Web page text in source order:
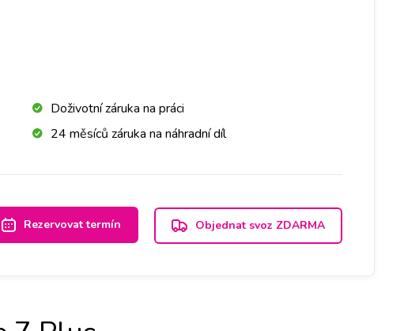
Doživotní záruka na práci
24 měsíců záruka na náhradní díl
Rezervovat termín Objednat svoz ZDARMA